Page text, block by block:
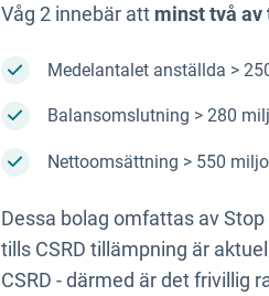
Våg 2 innebär att minst två av
Medelantalet anställda >
Balansomslutning > 280
Nettoomsättning > 550
Dessa bolag omfattas av
tills CSRD tillämpning är
CSRD - därmed är det frivillig